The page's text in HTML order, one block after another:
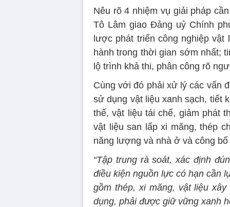
Nêu rõ 4 nhiệm vụ giải pháp
Tô Lâm giao Đảng uỷ Chính
lược phát triển công nghiệp vật
hành trong thời gian sớm nhất;
lộ trình khả thi, phân công rõ
Cùng với đó phải xử lý các vấn
sử dụng vật liệu xanh sạch, tiết
thế, vật liệu tái chế, giảm phát
vật liệu san lấp xi măng, thép
năng lượng và nhà ở và công
“Tập trung rà soát, xác định
điều kiện nguồn lực có hạn cần
gồm thép, xi măng, vật liệu
dụng, phải được giữ vững xanh